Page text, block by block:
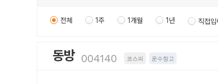
전체 1주 1개월 1년 직접입
동방 004140 코스피 운수창고